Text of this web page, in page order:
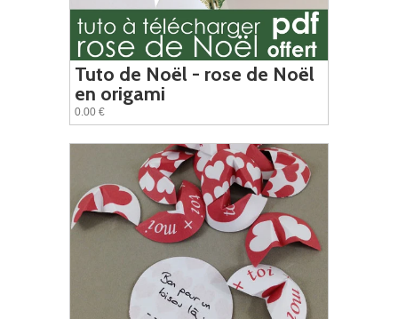
Tuto de Noël - rose de Noël
en origami
0.00 €